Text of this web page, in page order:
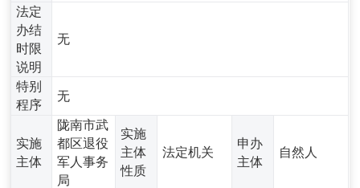
法定
办结
时限
说明
无
特别
程序
无
实施
主体
陇南市武
都区退役
军人事务
局
实施
主体
性质
法定机关
申办
主体
自然人